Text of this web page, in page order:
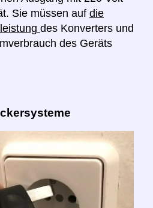
Sie müssen auf die
des Konverters und
des Geräts